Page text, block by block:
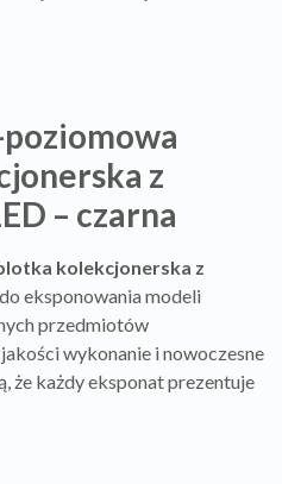
z
– czarna
kolekcjonerska z
eksponowania modeli
przedmiotów
wykonanie i nowoczesne
że każdy eksponat prezentuje